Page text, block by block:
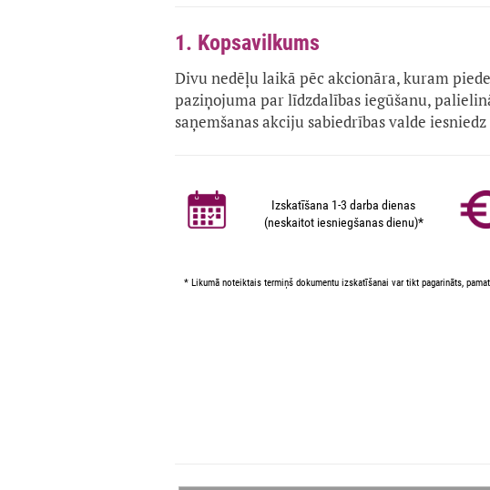
1. Kopsavilkums
Divu nedēļu laikā pēc akcionāra, kuram
paziņojuma par līdzdalības iegūšanu,
saņemšanas akciju sabiedrības valde
Izskatīšana 1-3 darba dienas
(neskaitot iesniegšanas dienu)*
* Likumā noteiktais termiņš dokumentu izskatīšanai var tikt pagarināts,